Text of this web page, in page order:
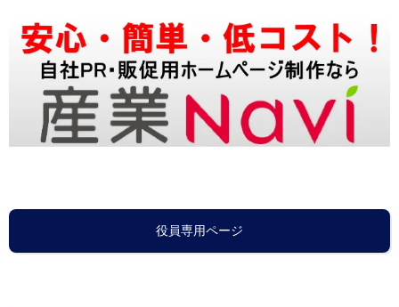
役員専用ページ